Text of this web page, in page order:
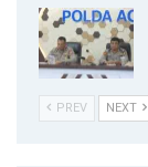
PREV NEXT